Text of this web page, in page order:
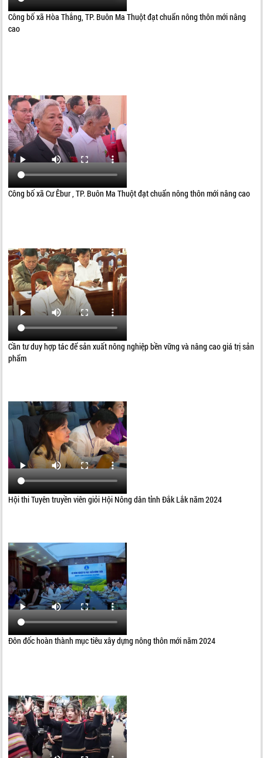
Công bố xã Hòa Thắng, TP. Buôn Ma Thuột đạt chuẩn nông thôn mới nâng
cao
Công bố xã Cư Êbur , TP. Buôn Ma Thuột đạt chuẩn nông thôn mới nâng cao
Cần tư duy hợp tác để sản xuất nông nghiệp bền vững và nâng cao giá trị sản
phẩm
Hội thi Tuyên truyền viên giỏi Hội Nông dân tỉnh Đắk Lắk năm 2024
Đôn đốc hoàn thành mục tiêu xây dựng nông thôn mới năm 2024